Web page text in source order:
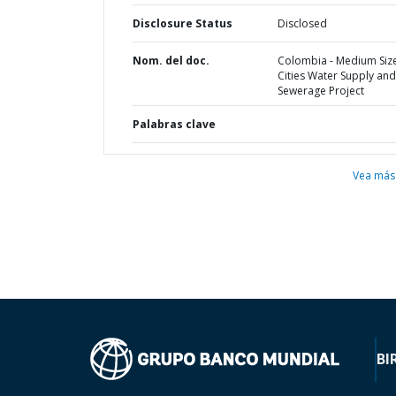
Disclosure Status Disclosed
Nom. del doc.
Colombia - Medium
Cities Water Supply and
Sewerage Project
Palabras clave
Vea más